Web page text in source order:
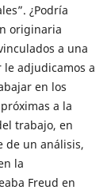
¿Podría
originaria
a una
le adjudicamos a
en los
a la
trabajo, en
de un análisis,
la
Freud en